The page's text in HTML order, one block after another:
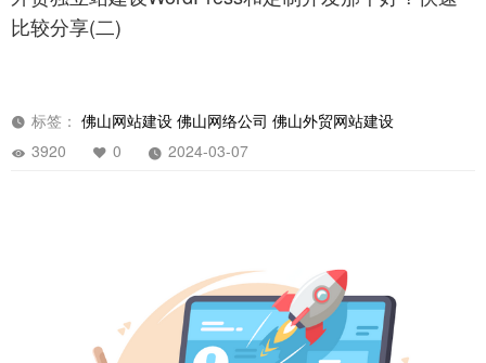
比较分享(二)
标签： 佛山网站建设 佛山网络公司 佛山外贸网站建设
3920
0 2024-03-07